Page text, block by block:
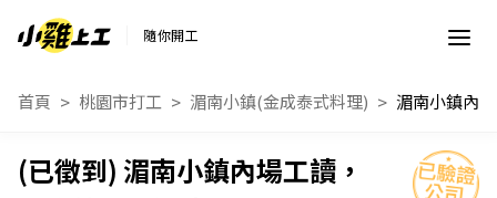
隨你開工
首頁 桃園市打工 湄南小鎮(金成泰式料理)
湄南小鎮內場工讀，